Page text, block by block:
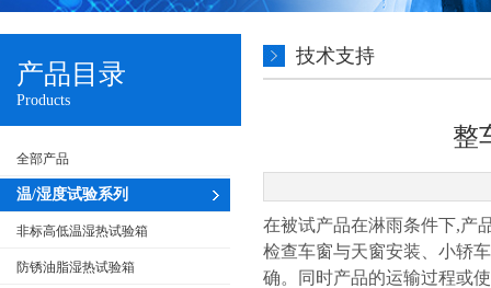
产品目录
Products
全部产品
温/湿度试验系列
非标高低温湿热试验箱
防锈油脂湿热试验箱
技术支持
整
在被试产品在淋雨条件下,产
检查车窗与天窗安装、小轿
确。同时产品的运输过程或